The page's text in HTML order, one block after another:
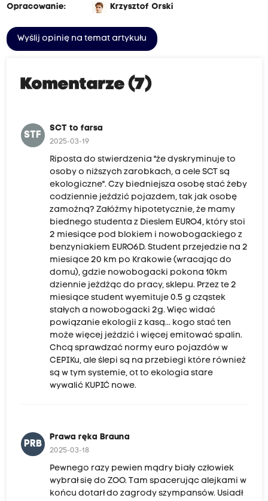
Opracowanie:
Krzysztof Orski
Wyślij opinię na temat artykułu
Komentarze (7)
STF
SCT to farsa
2025-03-19
Riposta do stwierdzenia "że dyskryminuje to
osoby o niższych zarobkach, a cele SCT są
ekologiczne". Czy biedniejsza osobę stać żeby
codziennie jeździć pojazdem, tak jak osobę
zamożną? Załóżmy hipotetycznie, że mamy
biednego studenta z Dieslem EURO4, który stoi
2 miesiące pod blokiem i nowobogackiego z
benzyniakiem EURO6D. Student przejedzie na 2
miesiące 20 km po Krakowie (wracając do
domu), gdzie nowobogacki pokona 10km
dziennie jeżdżąc do pracy, sklepu. Przez te 2
miesiące student wyemituje 0.5 g cząstek
stałych a nowobogacki 2g. Więc widać
powiązanie ekologii z kasą... kogo stać ten
może więcej jeździć i więcej emitować spalin.
Chcą sprawdzać normy euro pojazdów w
CEPIKu, ale ślepi są na przebiegi które również
są w tym systemie, ot to ekologia stare
wywalić KUPIĆ nowe.
PRB
Prawa ręka Brauna
2025-03-18
Pewnego razy pewien mądry biały człowiek
wybrał się do ZOO. Tam spacerując alejkami w
końcu dotarł do zagrody szympansów. Usiadł